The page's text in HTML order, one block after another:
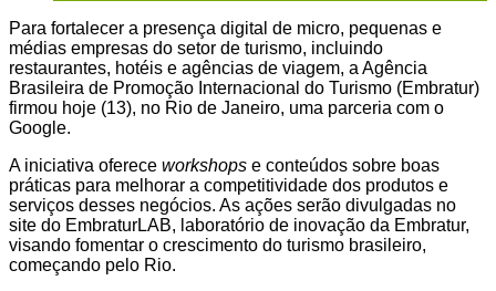
Para fortalecer a presença digital de micro, pequenas e
médias empresas do setor de turismo, incluindo
restaurantes, hotéis e agências de viagem, a Agência
Brasileira de Promoção Internacional do Turismo (Embratur)
firmou hoje (13), no Rio de Janeiro, uma parceria com o
Google.
A iniciativa oferece workshops e conteúdos sobre boas
práticas para melhorar a competitividade dos produtos e
serviços desses negócios. As ações serão divulgadas no
site do EmbraturLAB, laboratório de inovação da Embratur,
visando fomentar o crescimento do turismo brasileiro,
começando pelo Rio.